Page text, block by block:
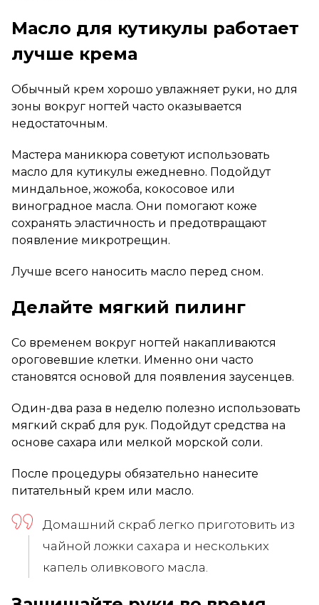
Масло для кутикулы работает
лучше крема
Обычный крем хорошо увлажняет руки, но для
зоны вокруг ногтей часто оказывается
недостаточным.
Мастера маникюра советуют использовать
масло для кутикулы ежедневно. Подойдут
миндальное, жожоба, кокосовое или
виноградное масла. Они помогают коже
сохранять эластичность и предотвращают
появление микротрещин.
Лучше всего наносить масло перед сном.
Делайте мягкий пилинг
Со временем вокруг ногтей накапливаются
ороговевшие клетки. Именно они часто
становятся основой для появления заусенцев.
Один-два раза в неделю полезно использовать
мягкий скраб для рук. Подойдут средства на
основе сахара или мелкой морской соли.
После процедуры обязательно нанесите
питательный крем или масло.
Домашний скраб легко приготовить из
чайной ложки сахара и нескольких
капель оливкового масла.